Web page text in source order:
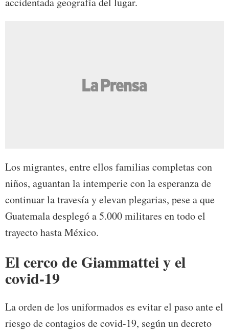
Los migrantes, entre ellos familias completas con
niños, aguantan la intemperie con la esperanza de
continuar la travesía y elevan plegarias, pese a que
Guatemala desplegó a 5.000 militares en todo el
trayecto hasta México.
El cerco de Giammattei y el
covid-19
La orden de los uniformados es evitar el paso ante el
riesgo de contagios de covid-19, según un decreto